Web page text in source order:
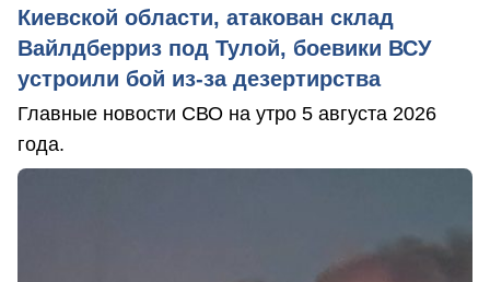
Киевской области, атакован склад
Вайлдберриз под Тулой, боевики ВСУ
устроили бой из-за дезертирства
Главные новости СВО на утро 5 августа 2026
года.